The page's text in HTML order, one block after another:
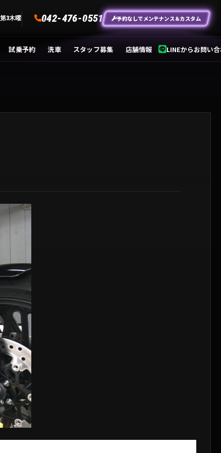
3木曜 042-476-0551 予約なしでメンテナンス＆カスタム
試乗予約 洗車 スタッフ募集 店舗情報 LINEからお問い